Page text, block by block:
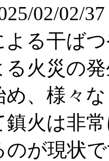
02/02/
る干ば
火災の
め、様々
鎮火は非
のが現状